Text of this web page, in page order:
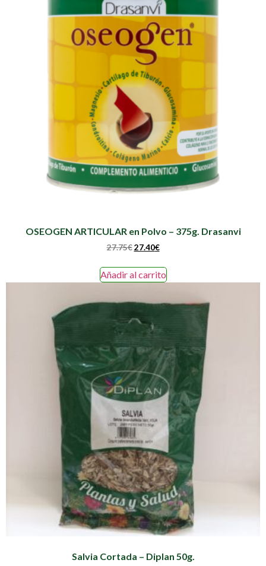
OSEOGEN ARTICULAR en Polvo – 375g. Drasanvi
27.75€ 27.40€
Añadir al carrito
Salvia Cortada – Diplan 50g.